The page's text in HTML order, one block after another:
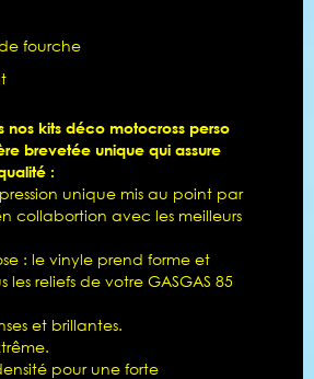
fourche
nos kits déco motocross perso
brevetée unique qui assure
:
unique mis au point par
collabortion avec les meilleurs
: le vinyle prend forme et
reliefs de votre GASGAS 85
et brillantes.
pour une forte